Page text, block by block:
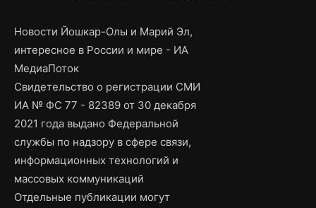
Новости Йошкар-Олы и Марий Эл,
интересное в России и мире - ИА
МедиаПоток
Свидетельство о регистрации СМИ
ИА № ФС 77 - 82389 от 30 декабря
2021 года выдано Федеральной
службы по надзору в сфере связи,
информационных технологий и
массовых коммуникаций
Отдельные публикации могут